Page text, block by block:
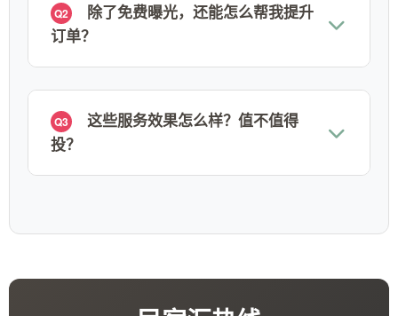
Q2
除了免费曝光，还能怎么帮我提升
订单？
Q3
这些服务效果怎么样？值不值得
投？